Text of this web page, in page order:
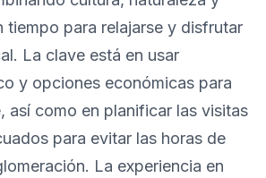
tiempo para relajarse y disfrutar
La clave está en usar
y opciones económicas para
así como en planificar las visitas
para evitar las horas de
La experiencia en